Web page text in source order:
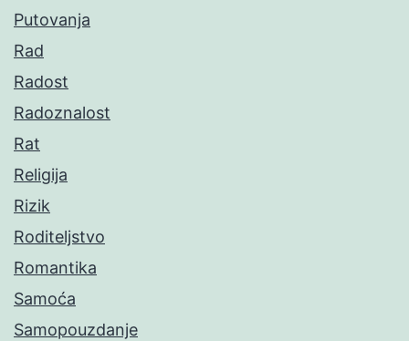
Putovanja
Rad
Radost
Radoznalost
Rat
Religija
Rizik
Roditeljstvo
Romantika
Samoća
Samopouzdanje